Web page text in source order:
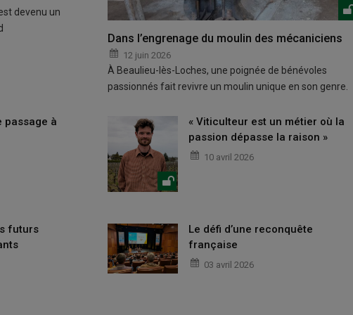
devenu un
Dans l’engrenage du moulin des mécaniciens
12 juin 2026
À Beaulieu-lès-Loches, une poignée de bénévoles
passionnés fait revivre un moulin unique en son genre.
passage à
« Viticulteur est un métier où la
passion dépasse la raison »
10 avril 2026
futurs
Le défi d’une reconquête
française
03 avril 2026